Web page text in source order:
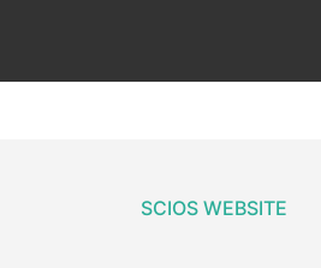
SCIOS WEBSITE